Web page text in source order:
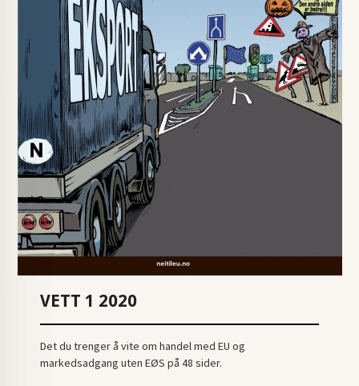
VETT 1 2020
Det du trenger å vite om handel med EU og
markedsadgang uten EØS på 48 sider.